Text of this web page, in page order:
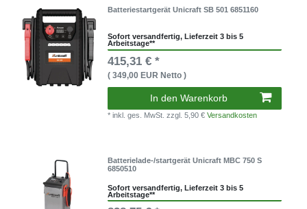
Batteriestartgerät Unicraft SB 501 6851160
Sofort versandfertig, Lieferzeit 3 bis 5
Arbeitstage**
415,31 € *
( 349,00 EUR Netto )
In den Warenkorb
* inkl. ges. MwSt.zzgl. 5,90 €Versandkosten
Batterielade-/startgerät Unicraft MBC 750 S
6850510
Sofort versandfertig, Lieferzeit 3 bis 5
Arbeitstage**